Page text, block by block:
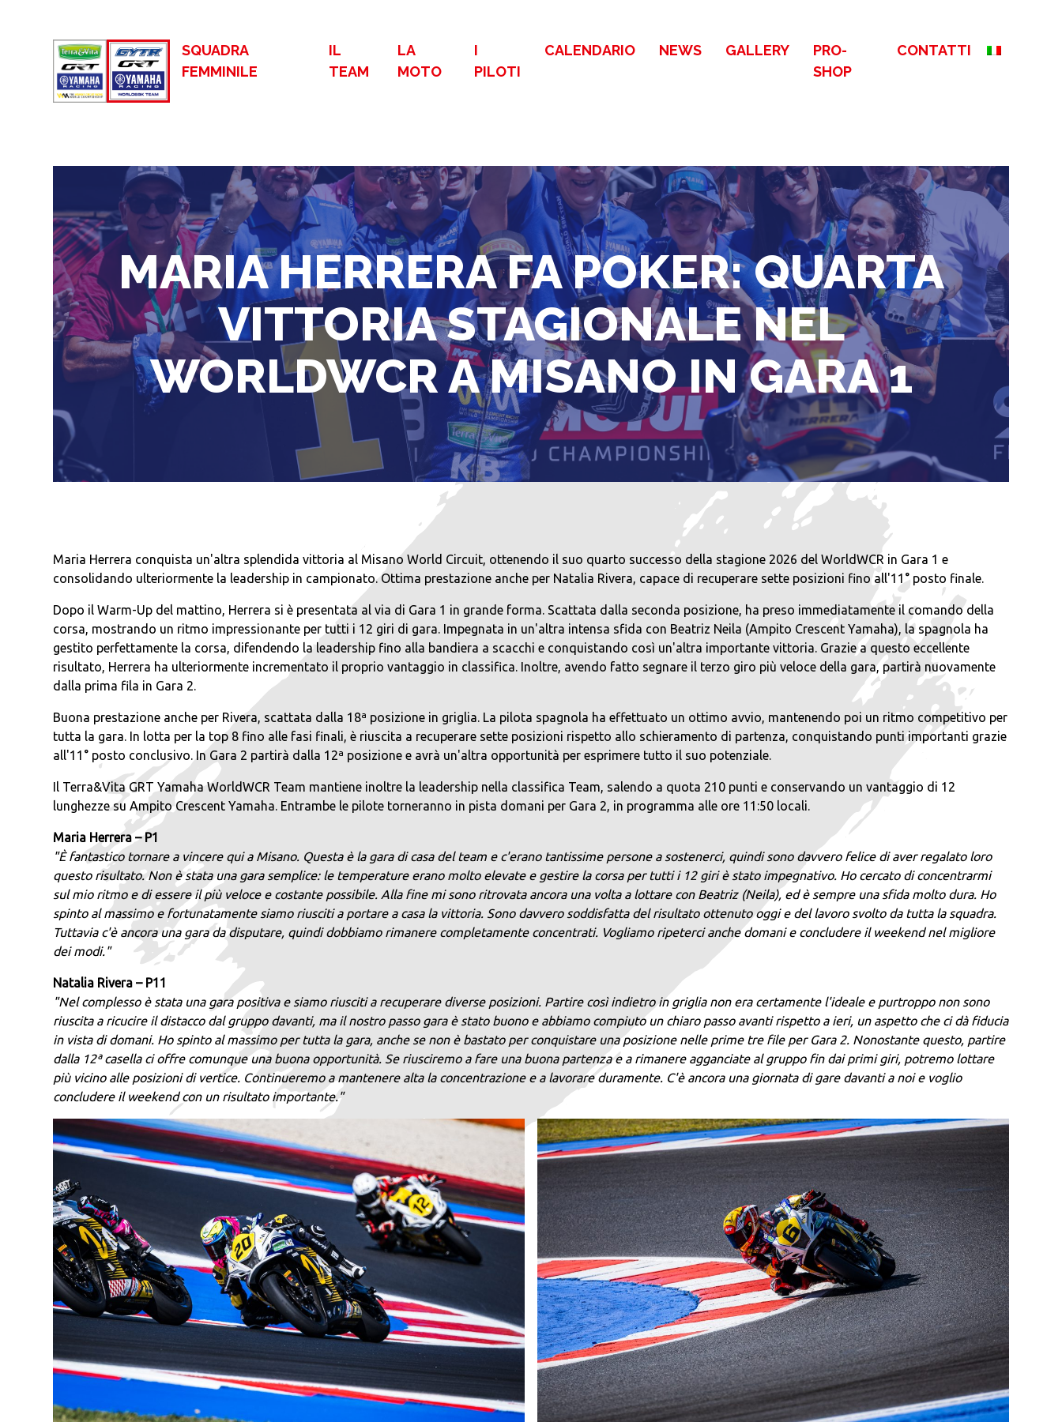
SQUADRA
FEMMINILE
IL
TEAM
LA
MOTO
I
PILOTI
CALENDARIO NEWS GALLERY
PRO-
SHOP
CONTATTI
MARIA HERRERA FA POKER: QUARTA
VITTORIA STAGIONALE NEL
WORLDWCR A MISANO IN GARA 1
Maria Herrera conquista un'altra splendida vittoria al Misano World Circuit, ottenendo il suo quarto successo della stagione 2026 del WorldWCR in Gara 1 e
consolidando ulteriormente la leadership in campionato. Ottima prestazione anche per Natalia Rivera, capace di recuperare sette posizioni fino all'11° posto finale.
Dopo il Warm-Up del mattino, Herrera si è presentata al via di Gara 1 in grande forma. Scattata dalla seconda posizione, ha preso immediatamente il comando della
corsa, mostrando un ritmo impressionante per tutti i 12 giri di gara. Impegnata in un'altra intensa sfida con Beatriz Neila (Ampito Crescent Yamaha), la spagnola ha
gestito perfettamente la corsa, difendendo la leadership fino alla bandiera a scacchi e conquistando così un'altra importante vittoria. Grazie a questo eccellente
risultato, Herrera ha ulteriormente incrementato il proprio vantaggio in classifica. Inoltre, avendo fatto segnare il terzo giro più veloce della gara, partirà nuovamente
dalla prima fila in Gara 2.
Buona prestazione anche per Rivera, scattata dalla 18ª posizione in griglia. La pilota spagnola ha effettuato un ottimo avvio, mantenendo poi un ritmo competitivo per
tutta la gara. In lotta per la top 8 fino alle fasi finali, è riuscita a recuperare sette posizioni rispetto allo schieramento di partenza, conquistando punti importanti grazie
all'11° posto conclusivo. In Gara 2 partirà dalla 12ª posizione e avrà un'altra opportunità per esprimere tutto il suo potenziale.
Il Terra&Vita GRT Yamaha WorldWCR Team mantiene inoltre la leadership nella classifica Team, salendo a quota 210 punti e conservando un vantaggio di 12
lunghezze su Ampito Crescent Yamaha. Entrambe le pilote torneranno in pista domani per Gara 2, in programma alle ore 11:50 locali.
Maria Herrera – P1
"È fantastico tornare a vincere qui a Misano. Questa è la gara di casa del team e c'erano tantissime persone a sostenerci, quindi sono davvero felice di aver regalato loro
questo risultato. Non è stata una gara semplice: le temperature erano molto elevate e gestire la corsa per tutti i 12 giri è stato impegnativo. Ho cercato di concentrarmi
sul mio ritmo e di essere il più veloce e costante possibile. Alla fine mi sono ritrovata ancora una volta a lottare con Beatriz (Neila), ed è sempre una sfida molto dura. Ho
spinto al massimo e fortunatamente siamo riusciti a portare a casa la vittoria. Sono davvero soddisfatta del risultato ottenuto oggi e del lavoro svolto da tutta la squadra.
Tuttavia c'è ancora una gara da disputare, quindi dobbiamo rimanere completamente concentrati. Vogliamo ripeterci anche domani e concludere il weekend nel migliore
dei modi."
Natalia Rivera – P11
"Nel complesso è stata una gara positiva e siamo riusciti a recuperare diverse posizioni. Partire così indietro in griglia non era certamente l'ideale e purtroppo non sono
riuscita a ricucire il distacco dal gruppo davanti, ma il nostro passo gara è stato buono e abbiamo compiuto un chiaro passo avanti rispetto a ieri, un aspetto che ci dà fiducia
in vista di domani. Ho spinto al massimo per tutta la gara, anche se non è bastato per conquistare una posizione nelle prime tre file per Gara 2. Nonostante questo, partire
dalla 12ª casella ci offre comunque una buona opportunità. Se riusciremo a fare una buona partenza e a rimanere agganciate al gruppo fin dai primi giri, potremo lottare
più vicino alle posizioni di vertice. Continueremo a mantenere alta la concentrazione e a lavorare duramente. C'è ancora una giornata di gare davanti a noi e voglio
concludere il weekend con un risultato importante."